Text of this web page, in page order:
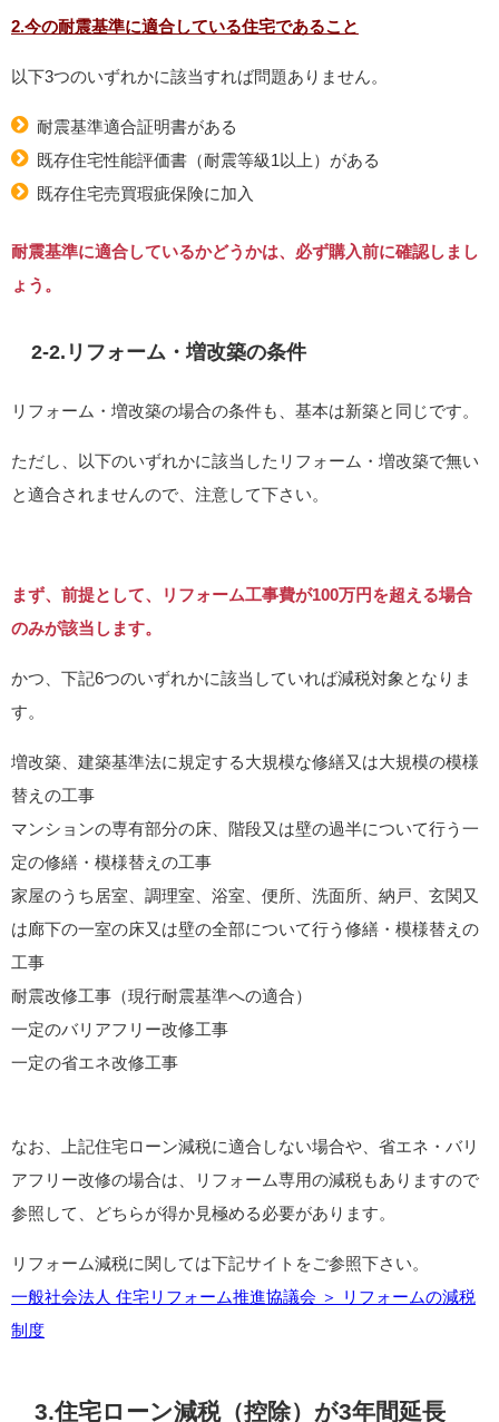
2.今の耐震基準に適合している住宅であること
以下3つのいずれかに該当すれば問題ありません。
耐震基準適合証明書がある
既存住宅性能評価書（耐震等級1以上）がある
既存住宅売買瑕疵保険に加入
耐震基準に適合しているかどうかは、必ず購入前に確認しまし
ょう。
2-2.リフォーム・増改築の条件
リフォーム・増改築の場合の条件も、基本は新築と同じです。
ただし、以下のいずれかに該当したリフォーム・増改築で無い
と適合されませんので、注意して下さい。
まず、前提として、リフォーム工事費が100万円を超える場合
のみが該当します。
かつ、下記6つのいずれかに該当していれば減税対象となりま
す。
増改築、建築基準法に規定する大規模な修繕又は大規模の模様
替えの工事
マンションの専有部分の床、階段又は壁の過半について行う一
定の修繕・模様替えの工事
家屋のうち居室、調理室、浴室、便所、洗面所、納戸、玄関又
は廊下の一室の床又は壁の全部について行う修繕・模様替えの
工事
耐震改修工事（現行耐震基準への適合）
一定のバリアフリー改修工事
一定の省エネ改修工事
なお、上記住宅ローン減税に適合しない場合や、省エネ・バリ
アフリー改修の場合は、リフォーム専用の減税もありますので
参照して、どちらが得か見極める必要があります。
リフォーム減税に関しては下記サイトをご参照下さい。
一般社会法人 住宅リフォーム推進協議会 ＞ リフォームの減税
制度
3.住宅ローン減税（控除）が3年間延長